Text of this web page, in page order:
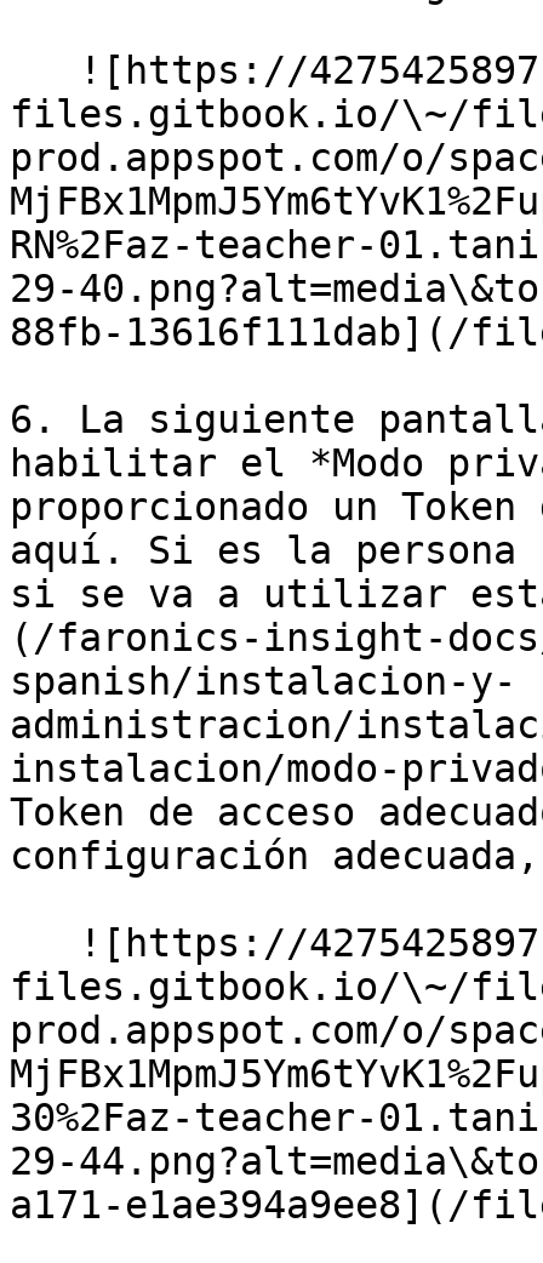
files.gitbook.io/\~/
prod.appspot.com/o/
RN%2Faz-teacher-
29-
88fb-13616f111dab](/
6. La siguiente
habilitar el *Modo
proporcionado un
aquí. Si es la persona
si se va a utilizar
(/faronics-insight-
spanish/instalacion-y-
administracion/
instalacion/modo-
Token de acceso
configuración
files.gitbook.io/\~/
prod.appspot.com/o/
30%2Faz-teacher-
29-
a171-e1ae394a9ee8](/